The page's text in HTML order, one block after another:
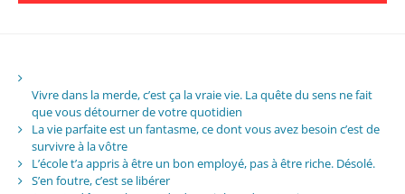
Vivre dans la merde, c’est ça la vraie vie. La quête du sens ne fait
que vous détourner de votre quotidien
La vie parfaite est un fantasme, ce dont vous avez besoin c’est de
survivre à la vôtre
L’école t’a appris à être un bon employé, pas à être riche. Désolé.
S’en foutre, c’est se libérer